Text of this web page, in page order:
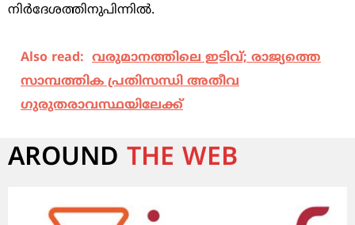
നിര്‍ദേശത്തിനുപിന്നില്‍.
Also read: വരുമാനത്തിലെ ഇടിവ്; രാജ്യത്തെ
സാമ്പത്തിക പ്രതിസന്ധി അതീവ
ഗുരുതരാവസ്ഥയിലേക്ക്
AROUND THE WEB